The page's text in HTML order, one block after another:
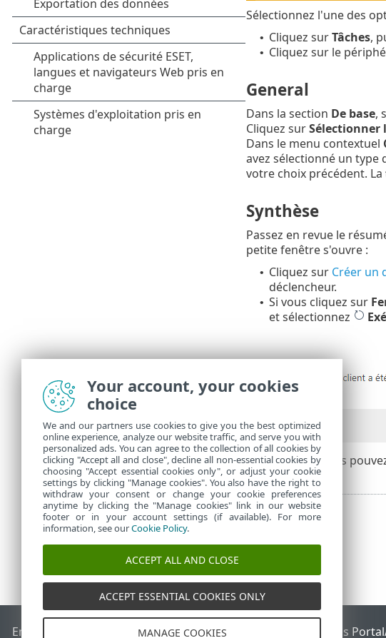
Sélectionnez l'une des
• Cliquez surTâches,
• Cliquez sur le
General
Dans la section De base,
Cliquez surSélectionner
Dans le menu contextuel
avez sélectionné un type
votre choix précédent. La
Synthèse
Passez en revue le
petite fenêtre s'ouvre :
• Cliquez sur Créer un
déclencheur.
• Si vous cliquez sur
et sélectionnez
DansTâches, vous
End of Life Base de connaissances ESETForum ESET ESET Status Portal
Your account, your cookies
choice
We and our partners use cookies to give you the best optimized
online experience, analyze our website traffic, and serve you with
personalized ads. You can agree to the collection of all cookies by
clicking "Accept all and close", decline all non-essential cookies by
choosing "Accept essential cookies only", or adjust your cookie
settings by clicking "Manage cookies". You also have the right to
withdraw your consent or change your cookie preferences
anytime by clicking the "Manage cookies" link in our website
footer or in your account settings (if available). For more
information, see ourCookie Policy.
ACCEPT ALL AND CLOSE
ACCEPT ESSENTIAL COOKIES ONLY
MANAGE COOKIES